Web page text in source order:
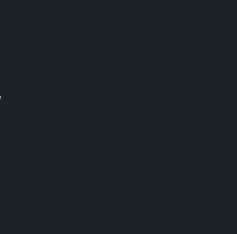
ทั้งความรัก มิตรภาพ และกา
กี่ยวกับการใช้ชีวิตและควา